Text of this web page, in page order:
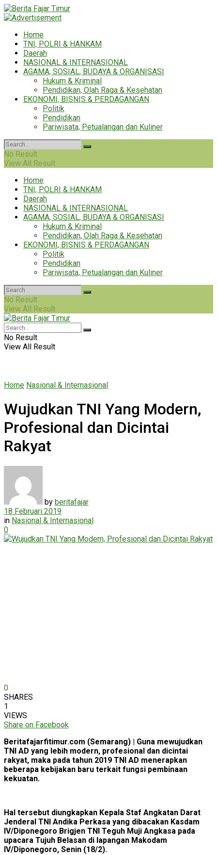
Home
TNI, POLRI & HANKAM
Daerah
NASIONAL & INTERNASIONAL
AGAMA, SOSIAL, BUDAYA & ORGANISASI
Hukum & Kriminal
Pendidikan, Olah Raga & Kesehatan
EKONOMI, BISNIS & PERDAGANGAN
Politik
Pendidikan
Pariwisata, Petualangan dan Kuliner
No Result
View All Result
Home
TNI, POLRI & HANKAM
Daerah
NASIONAL & INTERNASIONAL
AGAMA, SOSIAL, BUDAYA & ORGANISASI
Hukum & Kriminal
Pendidikan, Olah Raga & Kesehatan
EKONOMI, BISNIS & PERDAGANGAN
Politik
Pendidikan
Pariwisata, Petualangan dan Kuliner
No Result
View All Result
No Result
View All Result
Home Nasional & Internasional
Wujudkan TNI Yang Modern,
Profesional dan Dicintai
Rakyat
by beritafajar
18 Februari 2019
in Nasional & Internasional
0
0
SHARES
1
VIEWS
Share on Facebook
Beritafajarfitimur.com (Semarang) | Guna mewujudkan
TNI AD yang lebih modern, profesional dan dicintai
rakyat, maka pada tahun 2019 TNI AD menerapkan
beberapa kebijakan baru terkait fungsi pembinaan
kekuatan.
Hal tersebut diungkapkan Kepala Staf Angkatan Darat
Jenderal TNI Andika Perkasa yang dibacakan Kasdam
IV/Diponegoro Brigjen TNI Teguh Muji Angkasa pada
upacara Tujuh Belasan di lapangan Makodam
IV/Diponegoro, Senin (18/2).